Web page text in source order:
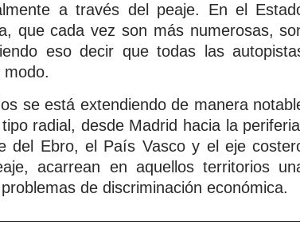
a través del peaje. En el
que cada vez son más numerosas,
eso decir que todas las
modo.
se está extendiendo de manera
radial, desde Madrid hacia la
del Ebro, el País Vasco y el eje
acarrean en aquellos territorios
de discriminación económica.